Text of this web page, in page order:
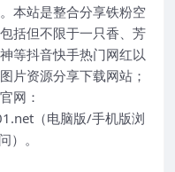
本站是整合分享铁粉空
括但不限于一只香、芳
等抖音快手热门网红以
片资源分享下载网站；
网：
（电脑版/手机版浏
）。